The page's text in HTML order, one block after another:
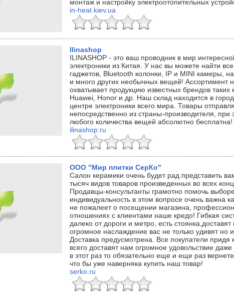
монтаж и настройку электроотопительных
in-heat.kiev.ua
Ilinashop
ILINASHOP - это ваш проводник в мир
электроники из Китая. У нас вы можете найти
гаджетов, Bluetooth колонки, IP и MINI камеры,
и много других необычных вещей! Ассортимент
охватывает продукцию известных брендов таких
Huawei, Honor и др. Наш склад находится в
центре электроники всего мира. Товары
непосредственно из страны-производителя, при
любого количества вещей абсолютно бесплатна!
ilinashop.ru
ООО "Мир плитки СерКо"
Салон керамики очень будет рад представить
тысяч видов товаров произведенных во всех
Продавцы-консультанты грамотно помочь
индивидуальность в этом вопросе очень важна
не пожалеет о посещении магазина,
отношениях с клиентами наше кредо! Гибкая
далеко от дороги и метро, есть
огромное наслаждение вас не только удивят но
Доставка предусмотрена. Все покупатели
всего доставят нам огромное удовольствие
в этот раз то обязательно еще и еще раз
что бы уже наверняка купить наш товар!
serko.ru